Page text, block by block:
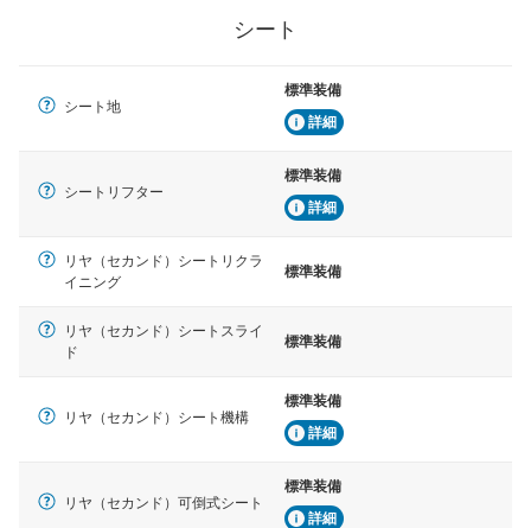
シート
シート地
標準装備
詳細
シートリフター
標準装備
詳細
リヤ（セカンド）シートリクラ
イニング
標準装備
リヤ（セカンド）シートスライ
ド
標準装備
リヤ（セカンド）シート機構
標準装備
詳細
リヤ（セカンド）可倒式シート
標準装備
詳細